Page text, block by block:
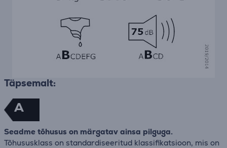
Täpsemalt:
A
Seadme tõhusus on märgatav ainsa pilguga.
Tõhususklass on standardiseeritud klassifikatsioon, mis on